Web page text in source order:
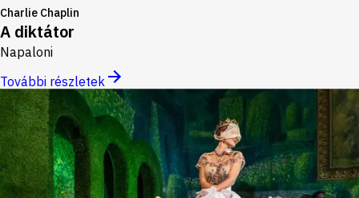
Charlie Chaplin
A diktátor
Napaloni
További részletek